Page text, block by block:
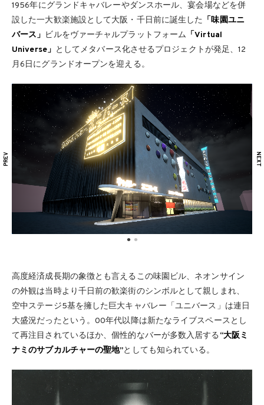
1956年にグランドキャバレーやダンスホール、宴会場などを併
設した一大歓楽施設として大阪・千日前に誕生した 「味園ユニ
バース」 ビルをヴァーチャルプラットフォーム 「Virtual
Universe」 としてメタバース化させるプロジェクトが発足、12
月6日にグランドオープンを迎える。
高度経済成長期の象徴とも言えるこの味園ビル、ネオンサイン
の外観は当時より千日前の歓楽街のシンボルとして親しまれ、
空中ステージ5基を擁した巨大キャバレー「ユニバース」は連日
大盛況だったという。00年代以降は新たなライブスペースとし
て再注目されているほか、個性的なバーが多数入居する “大阪ミ
ナミのサブカルチャーの聖地”としても知られている。